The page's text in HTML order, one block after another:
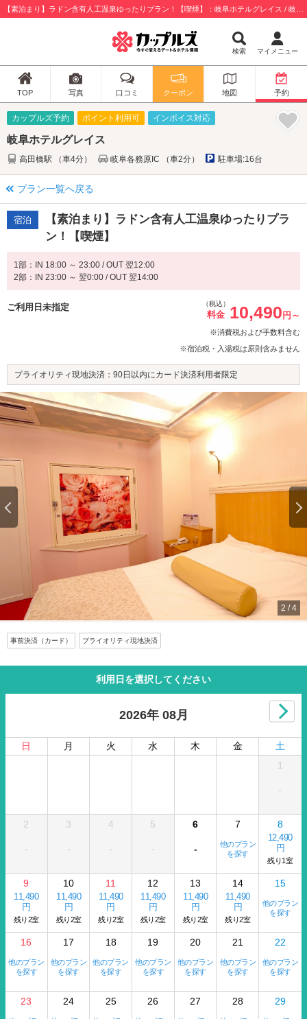
検索 マイメニュー
TOP 写真 口コミ クーポン 地図 予約
カップルズ予約 ポイント利用可 インボイス対応
岐阜ホテルグレイス
高田橋駅 （車4分） 岐阜各務原IC （車2分） 駐車場:16台
プラン一覧へ戻る
宿泊
【素泊まり】ラドン含有人工温泉ゆったりプラ
ン！【喫煙】
1部：IN 18:00 ～ 23:00 / OUT 翌12:00
2部：IN 23:00 ～ 翌0:00 / OUT 翌14:00
ご利用日未指定 （税込）
料金 10,490 円～
※消費税および手数料含む
※宿泊税・入湯税は原則含みません
プライオリティ現地決済：90日以内にカード決済利用者限定
2 /4
事前決済（カード） プライオリティ現地決済
利用日を選択してください
2026年 08月
日 月 火 水 木 金
土
1
-
2
-
3
-
4
-
5
-
6
-
7
他のプラン
を探す
8
12,490
円
残り1室
9
11,490
円
残り2室
10
11,490
円
残り2室
11
11,490
円
残り2室
12
11,490
円
残り2室
13
11,490
円
残り2室
14
11,490
円
残り2室
15
他のプラン
を探す
16
他のプラン
を探す
17
他のプラン
を探す
18
他のプラン
を探す
19
他のプラン
を探す
20
他のプラン
を探す
21
他のプラン
を探す
22
他のプラン
を探す
23 24 25 26 27 28 29